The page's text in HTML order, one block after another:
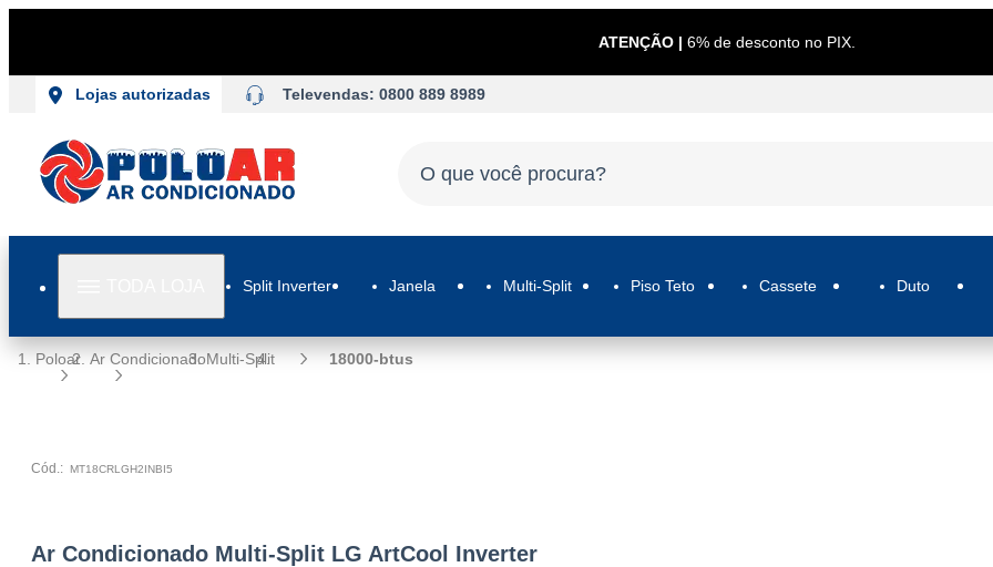
ATENÇÃO | 6% de desconto no PIX.
Lojas autorizadas Televendas: 0800 889 8989
Split Inverter Janela Multi-Split Piso Teto Cassete Duto
Poloar Ar CondicionadoMulti-Split 18000-btus
Cód.: MT18CRLGH2INBI5
Ar Condicionado Multi-Split LG ArtCool Inverter